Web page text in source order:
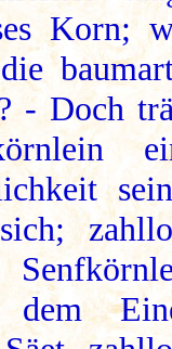
Korn;
- Doch
dem